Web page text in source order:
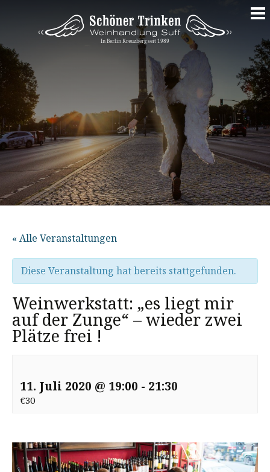
zum
Inhalt
« Alle Veranstaltungen
Diese Veranstaltung hat bereits stattgefunden.
Weinwerkstatt: „es liegt mir
auf der Zunge“ – wieder zwei
Plätze frei !
11. Juli 2020 @ 19:00 - 21:30
€30